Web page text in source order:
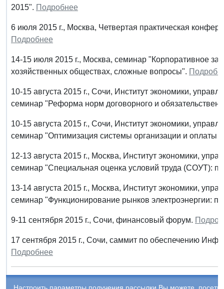
2015". Подробнее
6 июля 2015 г., Москва, Четвертая практическая
Подробнее
14-15 июля 2015 г., Москва, семинар "Корпоративное
хозяйственных обществах, сложные вопросы".
10-15 августа 2015 г., Сочи, Институт экономики,
семинар "Реформа норм договорного и
10-15 августа 2015 г., Сочи, Институт экономики,
семинар "Оптимизация системы организации и оплаты
12-13 августа 2015 г., Москва, Институт экономики,
семинар "Специальная оценка условий труда (СОУТ):
13-14 августа 2015 г., Москва, Институт экономики,
семинар "Функционирование рынков электроэнергии:
9-11 сентября 2015 г., Сочи, финансовый форум.
17 сентября 2015 г., Сочи, саммит по обеспечению
Подробнее
Настроить параметры получения рассылки Вы можете,